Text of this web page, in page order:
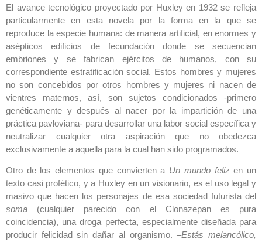
El avance tecnológico proyectado por Huxley en 1932 se refleja
particularmente en esta novela por la forma en la que se
reproduce la especie humana: de manera artificial, en enormes y
asépticos edificios de fecundación donde se secuencian
embriones y se fabrican ejércitos de humanos, con su
correspondiente estratificación social. Estos hombres y mujeres
no son concebidos por otros hombres y mujeres ni nacen de
vientres maternos, así, son sujetos condicionados -primero
genéticamente y después al nacer por la impartición de una
práctica pavloviana- para desarrollar una labor social específica y
neutralizar cualquier otra aspiración que no obedezca
exclusivamente a aquella para la cual han sido programados.
Otro de los elementos que convierten a Un mundo felizen un
texto casi profético, y a Huxley en un visionario, es el uso legal y
masivo que hacen los personajes de esa sociedad futurista del
soma (cualquier parecido con el Clonazepan es pura
coincidencia), una droga perfecta, especialmente diseñada para
producir felicidad sin dañar al organismo.–Estás melancólico,